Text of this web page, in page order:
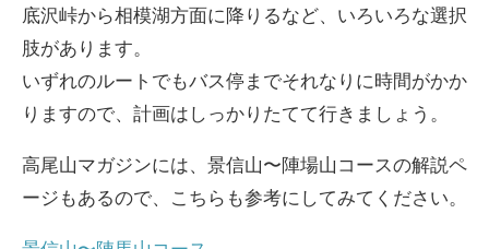
底沢峠から相模湖方面に降りるなど、いろいろな選択
肢があります。
いずれのルートでもバス停までそれなりに時間がかか
りますので、計画はしっかりたてて行きましょう。
高尾山マガジンには、景信山〜陣場山コースの解説ペ
ージもあるので、こちらも参考にしてみてください。